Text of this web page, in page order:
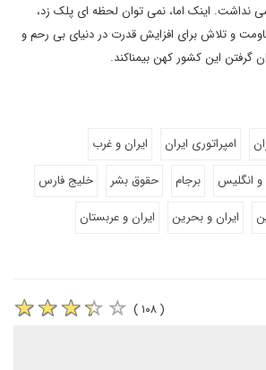
نداشت. اینک اما، نمی توان لحظه ای پلک زد،
و تلاش برای افزایش قدرت در دنیای بی رحم و
گرفتن این کشور کهن بیمناکند.
امپراتوری ایران
ایران و غرب
و انگلیس برجام حقوق بشر
خلیج فارس
ایران و بحرین ایران و عربستان
( ۱۰۸ )